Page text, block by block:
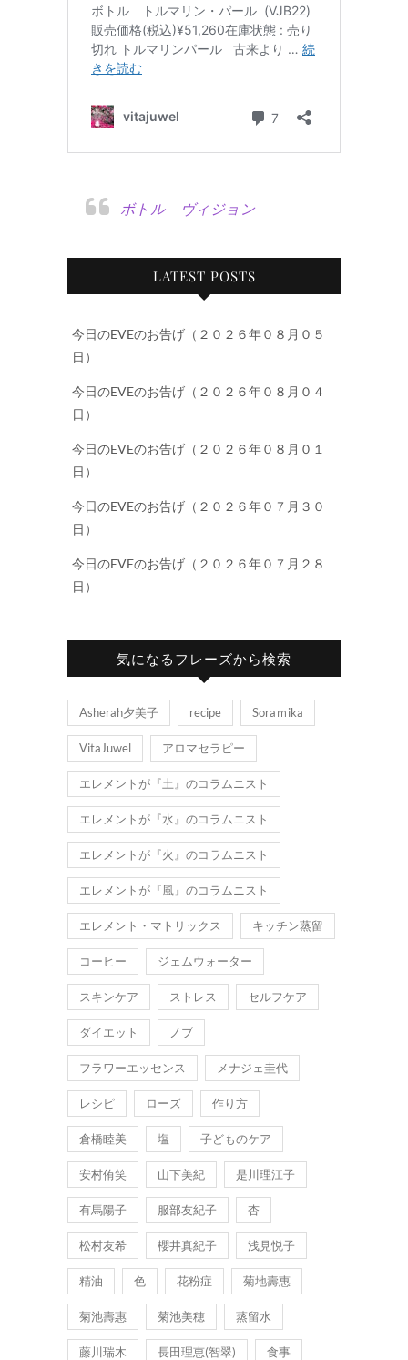
ボトル ヴィジョン
LATEST POSTS
今日のEVEのお告げ（２０２６年０８月０５
日）
今日のEVEのお告げ（２０２６年０８月０４
日）
今日のEVEのお告げ（２０２６年０８月０１
日）
今日のEVEのお告げ（２０２６年０７月３０
日）
今日のEVEのお告げ（２０２６年０７月２８
日）
気になるフレーズから検索
Asherah夕美子 recipe Soraｍika
VitaJuwel アロマセラピー
エレメントが『土』のコラムニスト
エレメントが『水』のコラムニスト
エレメントが『火』のコラムニスト
エレメントが『風』のコラムニスト
エレメント・マトリックス キッチン蒸留
コーヒー ジェムウォーター
スキンケア ストレス セルフケア
ダイエット ノブ
フラワーエッセンス メナジェ圭代
レシピ ローズ 作り方
倉橋睦美 塩 子どものケア
安村侑笑 山下美紀 是川理江子
有馬陽子 服部友紀子 杏
松村友希 櫻井真紀子 浅見悦子
精油 色 花粉症 菊地壽惠
菊池壽惠 菊池美穂 蒸留水
藤川瑞木 長田理恵(智翠) 食事